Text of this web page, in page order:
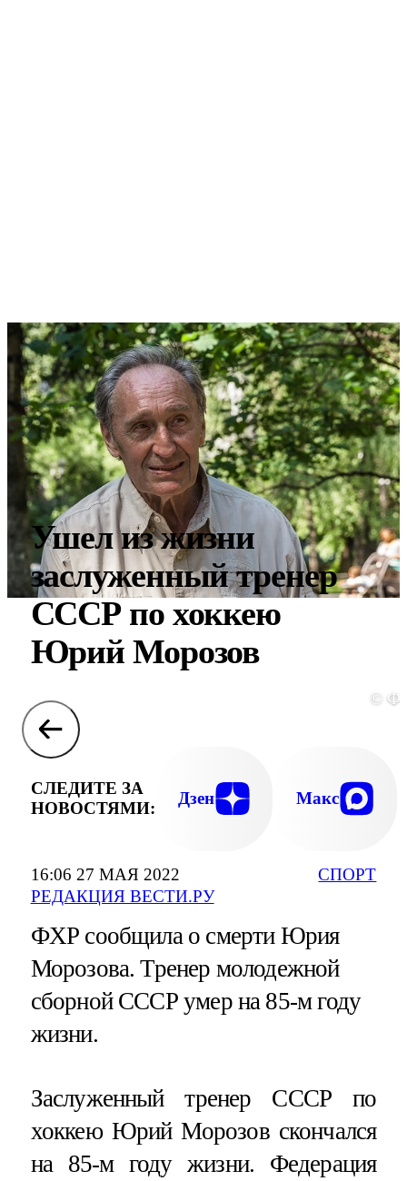
16:06 27 МАЯ 2022
РЕДАКЦИЯ ВЕСТИ.РУ
СПОРТ
Ушел из жизни
заслуженный тренер
СССР по хоккею
Юрий Морозов
©
СЛЕДИТЕ ЗА
НОВОСТЯМИ:
Дзен Макс
ФХР сообщила о смерти Юрия
Морозова. Тренер молодежной
сборной СССР умер на 85-м году
жизни.
Заслуженный тренер СССР по
хоккею Юрий Морозов скончался
на 85-м году жизни. Федерация